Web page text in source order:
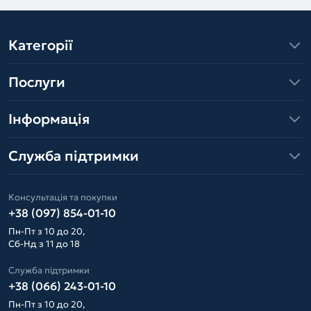
Категорії
Послуги
Інформація
Служба підтримки
Консультація та покупки
+38 (097) 854-01-10
Пн-Пт з 10 до 20,
Сб-Нд з 11 до 18
Служба підтримки
+38 (066) 243-01-10
Пн-Пт з 10 до 20,